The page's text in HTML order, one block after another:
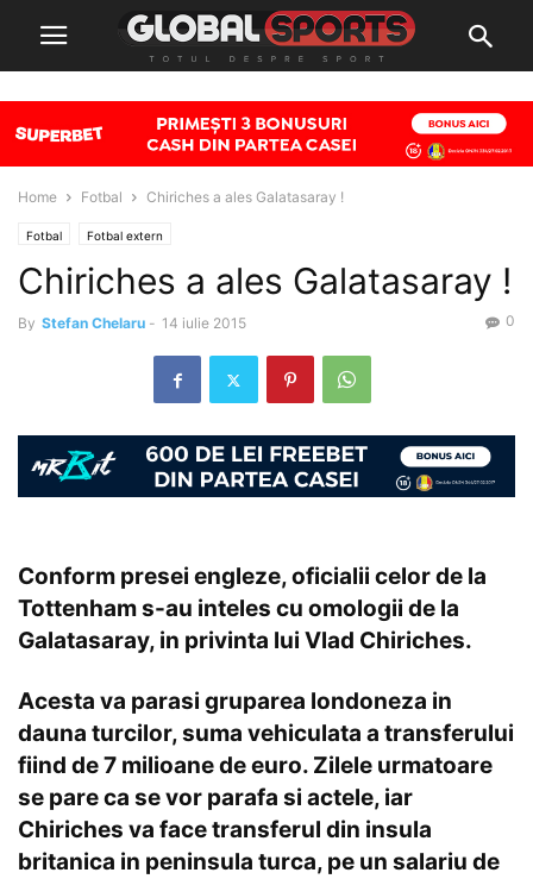
Home Fotbal Chiriches a ales Galatasaray !
Fotbal Fotbal extern
Chiriches a ales Galatasaray !
By Stefan Chelaru - 14 iulie 2015 0
Conform presei engleze, oficialii celor de la
Tottenham s-au inteles cu omologii de la
Galatasaray, in privinta lui Vlad Chiriches.
Acesta va parasi gruparea londoneza in
dauna turcilor, suma vehiculata a transferului
fiind de 7 milioane de euro. Zilele urmatoare
se pare ca se vor parafa si actele, iar
Chiriches va face transferul din insula
britanica in peninsula turca, pe un salariu de